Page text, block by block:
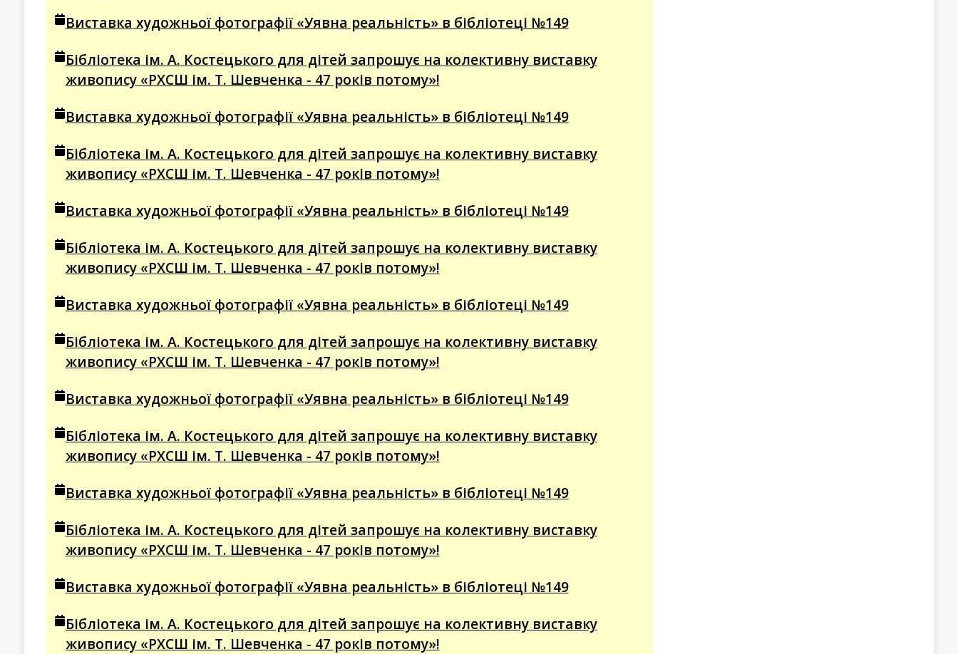
Виставка художньої фотографії «Уявна реальність» в бібліотеці №149
Бібліотека ім. А. Костецького для дітей запрошує на колективну виставку
живопису «РХСШ ім. Т. Шевченка - 47 років потому»!
Виставка художньої фотографії «Уявна реальність» в бібліотеці №149
Бібліотека ім. А. Костецького для дітей запрошує на колективну виставку
живопису «РХСШ ім. Т. Шевченка - 47 років потому»!
Виставка художньої фотографії «Уявна реальність» в бібліотеці №149
Бібліотека ім. А. Костецького для дітей запрошує на колективну виставку
живопису «РХСШ ім. Т. Шевченка - 47 років потому»!
Виставка художньої фотографії «Уявна реальність» в бібліотеці №149
Бібліотека ім. А. Костецького для дітей запрошує на колективну виставку
живопису «РХСШ ім. Т. Шевченка - 47 років потому»!
Виставка художньої фотографії «Уявна реальність» в бібліотеці №149
Бібліотека ім. А. Костецького для дітей запрошує на колективну виставку
живопису «РХСШ ім. Т. Шевченка - 47 років потому»!
Виставка художньої фотографії «Уявна реальність» в бібліотеці №149
Бібліотека ім. А. Костецького для дітей запрошує на колективну виставку
живопису «РХСШ ім. Т. Шевченка - 47 років потому»!
Виставка художньої фотографії «Уявна реальність» в бібліотеці №149
Бібліотека ім. А. Костецького для дітей запрошує на колективну виставку
живопису «РХСШ ім. Т. Шевченка - 47 років потому»!